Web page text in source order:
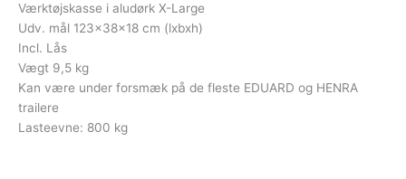
Værktøjskasse i aludørk X-Large
Udv. mål 123x38x18 cm (lxbxh)
Incl. Lås
Vægt 9,5 kg
Kan være under forsmæk på de fleste EDUARD og HENRA
trailere
Lasteevne: 800 kg